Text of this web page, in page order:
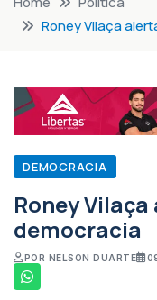
Roney Vilaça
DEMOCRACIA
Roney
democracia
POR NELSON DUARTE